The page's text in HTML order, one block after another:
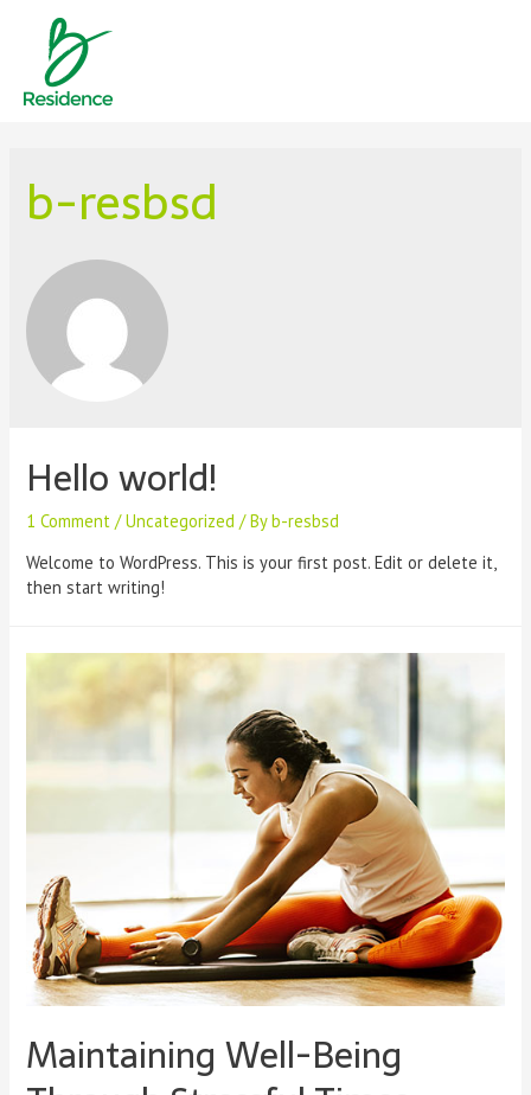
b-resbsd
Hello world!
1 Comment /Uncategorized / Byb-resbsd
Welcome to WordPress. This is your first post. Edit or delete it,
then start writing!
Maintaining Well-Being